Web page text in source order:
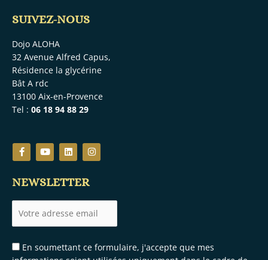
SUIVEZ-NOUS
Dojo ALOHA
32 Avenue Alfred Capus,
Résidence la glycérine
Bât A rdc
13100 Aix-en-Provence
Tel : 06 18 94 88 29
F
a
c
b
o
k
-
f
Y
o
u
u
e
L
i
n
e
i
I
n
s
r
a
m
NEWSLETTER
En soumettant ce formulaire, j'accepte que mes